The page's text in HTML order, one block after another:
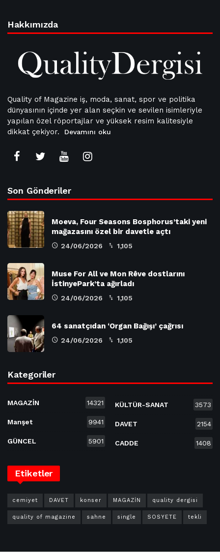
Hakkımızda
Quality of Magazine iş, moda, sanat, spor ve politika
dünyasının içinde yer alan seçkin ve sevilen isimleriyle
yapılan özel röportajlar ve yüksek resim kalitesiyle
dikkat çekiyor.
Devamını oku
Son Gönderiler
Moeva, Four Seasons Bosphorus’taki yeni
mağazasını özel bir davetle açtı
24/06/2026 1,105
Muse For All ve Mon Rêve dostlarını
İstinyePark’ta ağırladı
24/06/2026 1,105
64 sanatçıdan ‘Organ Bağışı’ çağrısı
24/06/2026 1,105
Kategoriler
MAGAZİN 14321
Manşet 9941
GÜNCEL 5901
KÜLTÜR-SANAT 3573
DAVET 2154
CADDE 1408
Etiketler
cemiyet DAVET konser MAGAZİN quality dergisi
quality of magazine sahne single SOSYETE tekli